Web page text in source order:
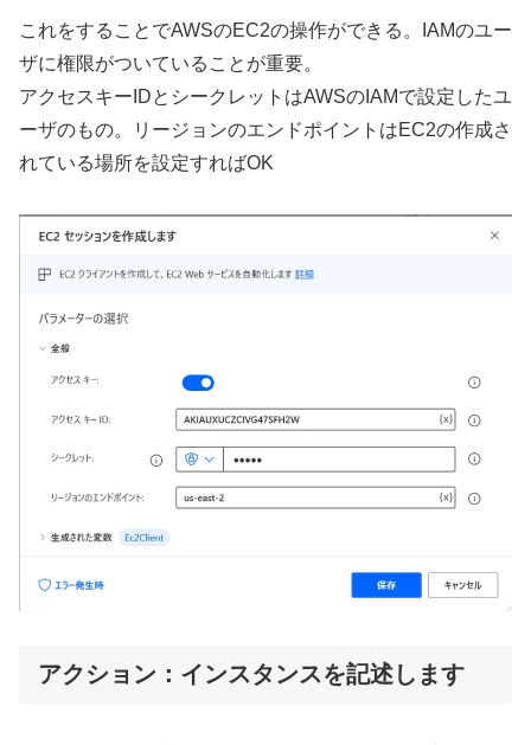
これをすることでAWSのEC2の操作ができる。IAMのユー
ザに権限がついていることが重要。
アクセスキーIDとシークレットはAWSのIAMで設定したユ
ーザのもの。リージョンのエンドポイントはEC2の作成さ
れている場所を設定すればOK
アクション：インスタンスを記述します